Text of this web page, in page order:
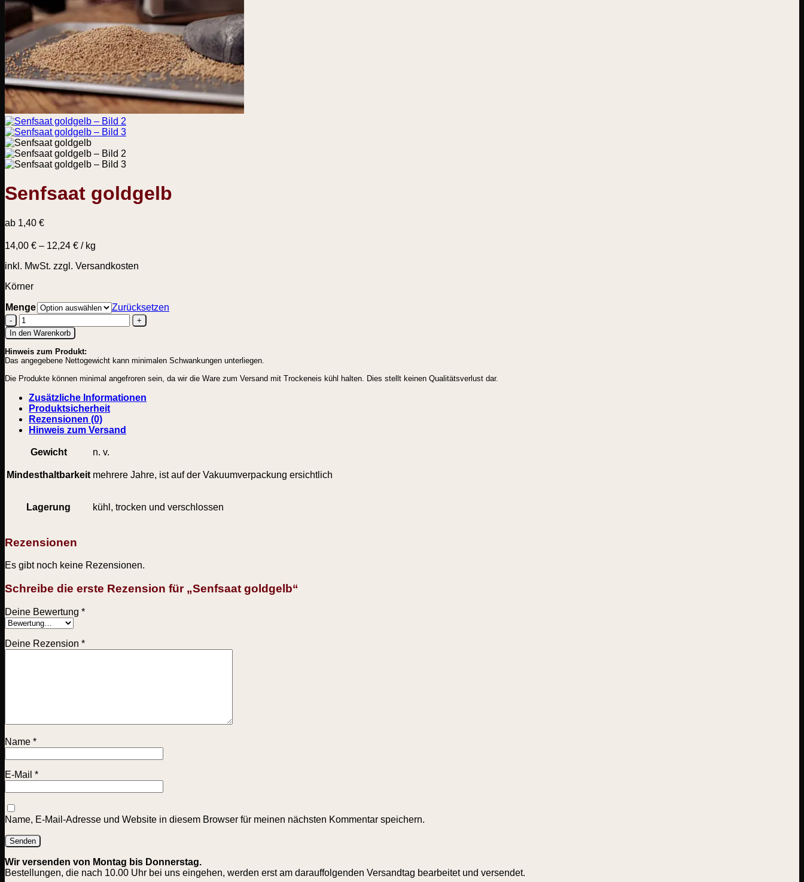
Senfsaat goldgelb
ab 1,40 €
14,00 € – 12,24 € / kg
inkl. MwSt. zzgl. Versandkosten
Körner
Menge Zurücksetzen
Senfsaat
goldgelb
Menge
In den Warenkorb
Hinweis zum Produkt:
Das angegebene Nettogewicht kann minimalen Schwankungen unterliegen.
Die Produkte können minimal angefroren sein, da wir die Ware zum Versand mit Trockeneis kühl halten. Dies stellt keinen Qualitätsverlust dar.
Zusätzliche Informationen
Produktsicherheit
Rezensionen (0)
Hinweis zum Versand
Gewicht n. v.
Mindesthaltbarkeit mehrere Jahre, ist auf der Vakuumverpackung ersichtlich
Lagerung kühl, trocken und verschlossen
Rezensionen
Es gibt noch keine Rezensionen.
Schreibe die erste Rezension für „Senfsaat goldgelb“
Deine Bewertung *
Deine Rezension *
Name *
E-Mail *
Name, E-Mail-Adresse und Website in diesem Browser für meinen nächsten Kommentar speichern.
Wir versenden von Montag bis Donnerstag.
Bestellungen, die nach 10.00 Uhr bei uns eingehen, werden erst am darauffolgenden Versandtag bearbeitet und versendet.